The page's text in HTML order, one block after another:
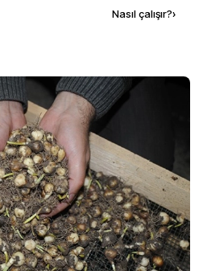
Nasıl çalışır?›